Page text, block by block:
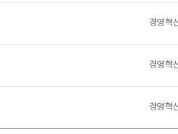
경영혁
경영혁
경영혁